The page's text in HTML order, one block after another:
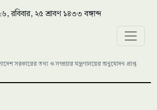
রবিবার, ২৫ শ্রাবণ ১৪৩৩ বঙ্গাব্দ
সরকারের তথ্য ও সম্প্রচার মন্ত্রণালয়ের অনুমোদন প্রাপ্ত